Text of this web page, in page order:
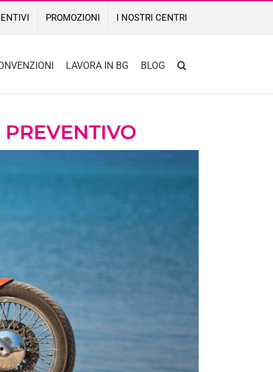
PROMOZIONI I NOSTRI CENTRI
LAVORA IN BG BLOG